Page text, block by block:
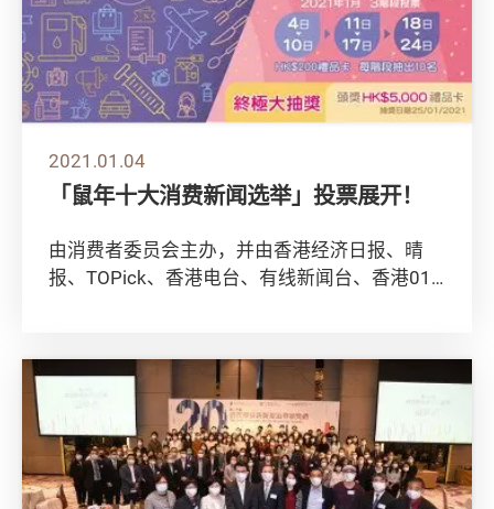
2021.01.04
「鼠年十大消费新闻选举」投票展开！
由消费者委员会主办，并由香港经济日报、晴
报、TOPick、香港电台、有线新闻台、香港01